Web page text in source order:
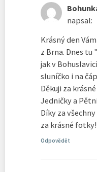
napsal:
Krásný den
z Brna. Dnes tu
jak v
sluníčko i na
Děkuji za
Jedničky a
Díky za
za krásné fotky!
Odpovědět